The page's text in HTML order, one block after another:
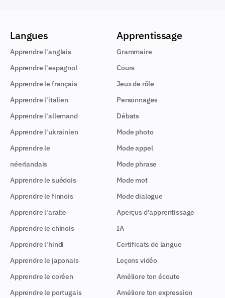
Langues
Apprendre l'anglais
Apprendre l'espagnol
Apprendre le français
Apprendre l'italien
Apprendre l'allemand
Apprendre l'ukrainien
Apprendre le
néerlandais
Apprendre le suédois
Apprendre le finnois
Apprendre l'arabe
Apprendre le chinois
Apprendre l'hindi
Apprendre le japonais
Apprendre le coréen
Apprendre le portugais
Apprentissage
Grammaire
Cours
Jeux de rôle
Personnages
Débats
Mode photo
Mode appel
Mode phrase
Mode mot
Mode dialogue
Aperçus d'apprentissage
IA
Certificats de langue
Leçons vidéo
Améliore ton écoute
Améliore ton expression